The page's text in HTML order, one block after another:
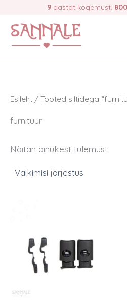
content
9 aastat kogemust.
Esileht / Tooted siltidega
furnituur
Näitan ainukest tulemust